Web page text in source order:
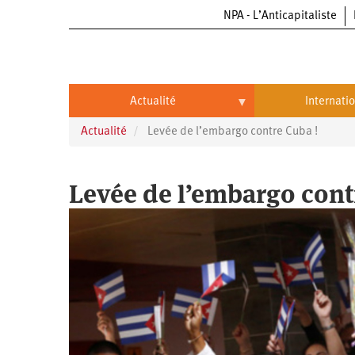
NPA - L’Anticapitaliste
Actualité
Actualité
Entreprises
Automobile
Aéronautique
Commerce
Oppressions
Antiracisme
Féminisme
Économie
Écologie
Éducation
International
Chine
Continents
Continents
Afrique
Actualité Levée de l’embargo contre Cuba !
Levée de l’embargo